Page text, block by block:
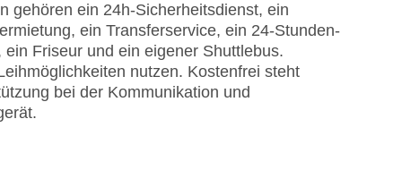
gehören ein 24h-Sicherheitsdienst, ein
ein Transferservice, ein 24-Stunden-
Friseur und ein eigener Shuttlebus.
nutzen. Kostenfrei steht
bei der Kommunikation und